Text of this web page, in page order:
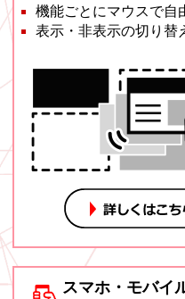
機能ごとにマウスで自
表示・非表示の切り替
スマホ・モバイ